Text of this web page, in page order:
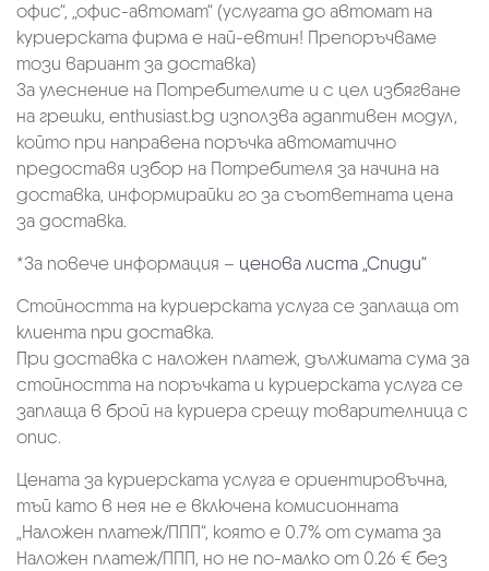
офис“, „офис-автомат“ (услугата до автомат на
куриерската фирма е най-евтин! Препоръчваме
този вариант за доставка)
За улеснение на Потребителите и с цел избягване
на грешки, enthusiast.bg използва адаптивен модул,
който при направена поръчка автоматично
предоставя избор на Потребителя за начина на
доставка, информирайки го за съответната цена
за доставка.
*За повече информация – ценова листа „Спиди“
Стойността на куриерската услуга се заплаща от
клиента при доставка.
При доставка с наложен платеж, дължимата сума за
стойността на поръчката и куриерската услуга се
заплаща в брой на куриера срещу товарителница с
опис.
Цената за куриерската услуга е ориентировъчна,
тъй като в нея не е включена комисионната
„Наложен платеж/ППП“, която е 0.7% от сумата за
Наложен платеж/ППП, но не по-малко от 0.26 € без